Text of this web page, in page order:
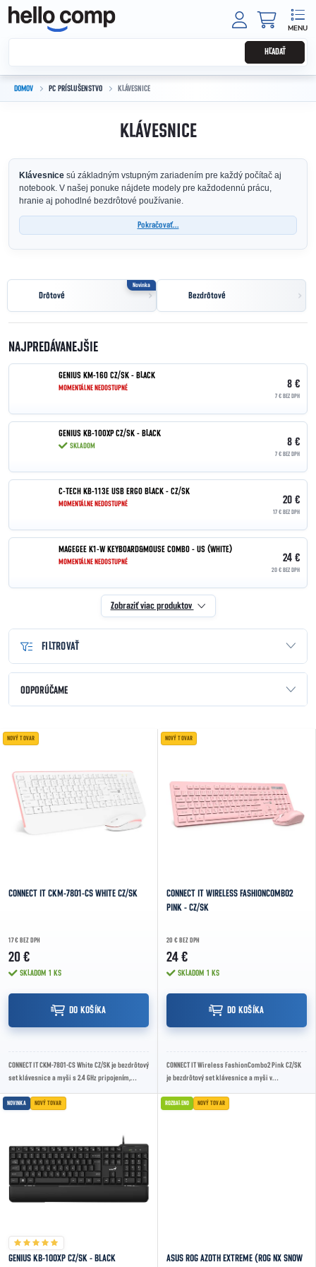
Prejsť na obsah
HĽADAŤ
DOMOV PC PRÍSLUŠENSTVO KLÁVESNICE
KLÁVESNICE
Klávesnice sú základným vstupným zariadením pre každý počítač aj
notebook. V našej ponuke nájdete modely pre každodennú prácu,
hranie aj pohodlné bezdrôtové používanie.
Pokračovať...
Drôtové
Novinka
Bezdrôtové
NAJPREDÁVANEJŠIE
GENIUS KM-160 CZ/SK - BLACK
MOMENTÁLNE NEDOSTUPNÉ 8 €
7 € BEZ DPH
GENIUS KB-100XP CZ/SK - BLACK
SKLADOM 8 €
7 € BEZ DPH
C-TECH KB-113E USB ERGO BLACK - CZ/SK
MOMENTÁLNE NEDOSTUPNÉ 20 €
17 € BEZ DPH
MAGEGEE K1-W KEYBOARD&MOUSE COMBO - US (WHITE)
MOMENTÁLNE NEDOSTUPNÉ 24 €
20 € BEZ DPH
Zobraziť viac produktov
FILTROVAŤ
Radenie produktov
ODPORÚČAME
NAJPREDÁVANEJŠIE
ABECEDNE
Výpis produktov
NOVÝ TOVAR
CONNECT IT CKM-7801-CS WHITE CZ/SK
17 € BEZ DPH
20 €
SKLADOM 1 KS
DO KOŠÍKA
CONNECT IT CKM-7801-CS White CZ/SK je bezdrôtový
set klávesnice a myši s 2.4 GHz pripojením,
NOVÝ TOVAR
CONNECT IT WIRELESS FASHIONCOMBO2
PINK - CZ/SK
20 € BEZ DPH
24 €
SKLADOM 1 KS
DO KOŠÍKA
CONNECT IT Wireless FashionCombo2 Pink CZ/SK
je bezdrôtový set klávesnice a myši v
pripojením,...
NOVINKA NOVÝ TOVAR
GENIUS KB-100XP CZ/SK - BLACK
ROZBALENO NOVÝ TOVAR
ASUS ROG AZOTH EXTREME (ROG NX SNOW